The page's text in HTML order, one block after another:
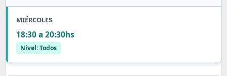
MIÉRCOLES
18:30 a 20:30hs
Nivel: Todos